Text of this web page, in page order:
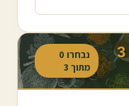
3 נבחרו 0
מתוך 3